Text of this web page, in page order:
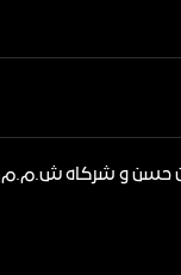
حسن و شركاه ش.م.م